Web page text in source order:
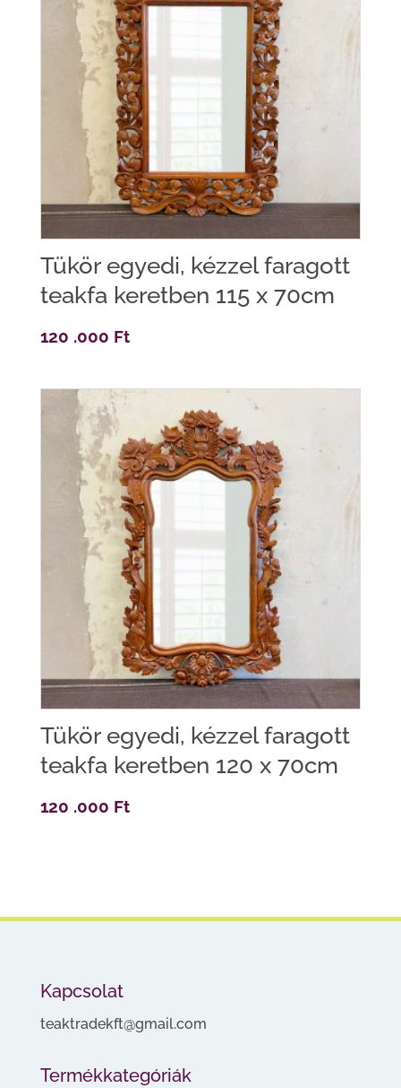
Tükör egyedi, kézzel faragott
teakfa keretben 115 x 70cm
120 .000 Ft
Tükör egyedi, kézzel faragott
teakfa keretben 120 x 70cm
120 .000 Ft
Kapcsolat
teaktradekft@gmail.com
Termékkategóriák